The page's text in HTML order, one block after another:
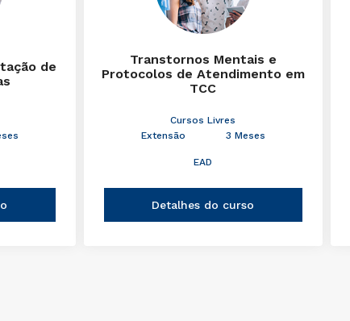
de
Transtornos Mentais e
Protocolos de Atendimento em
TCC
Cursos Livres
Extensão
3 Meses
EAD
Detalhes do curso